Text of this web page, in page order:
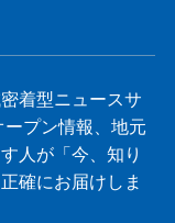
着型ニュースサ
プン情報、地元
人が「今、知り
確にお届けしま